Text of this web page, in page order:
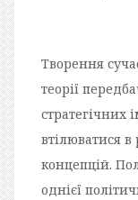
Творення
теорії
стратегічних
втілюватися в
концепцій.
однієї